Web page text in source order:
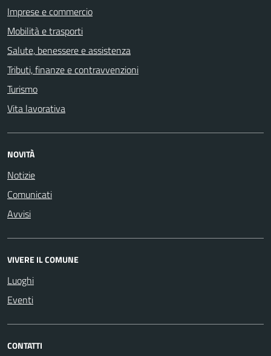
Imprese e commercio
Mobilità e trasporti
Salute, benessere e assistenza
Tributi, finanze e contravvenzioni
Turismo
Vita lavorativa
NOVITÀ
Notizie
Comunicati
Avvisi
VIVERE IL COMUNE
Luoghi
Eventi
CONTATTI